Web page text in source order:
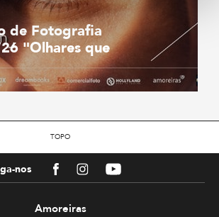
de Fotografia
"Olhares que
TOPO
nos FacebookInstagramYoutube
Amoreiras